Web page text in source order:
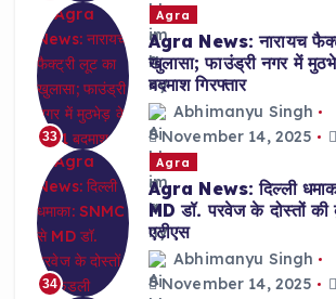
33
Agra
Agra News: नारायच
खुलासा; फाउंड्री नगर में
बदमाश गिरफ्तार
Abhimanyu Singh
November 14, 2025
34
Agra
Agra News: दिल्ली
MD डॉ. परवेज के दोस्तों
एटीएस
Abhimanyu Singh
November 14, 2025